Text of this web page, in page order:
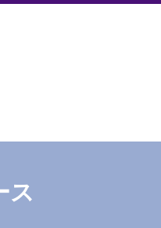
ス